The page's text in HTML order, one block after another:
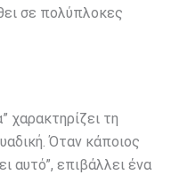
σε πολύπλοκες
χαρακτηρίζει τη
Όταν κάποιος
αυτό”, επιβάλλει ένα